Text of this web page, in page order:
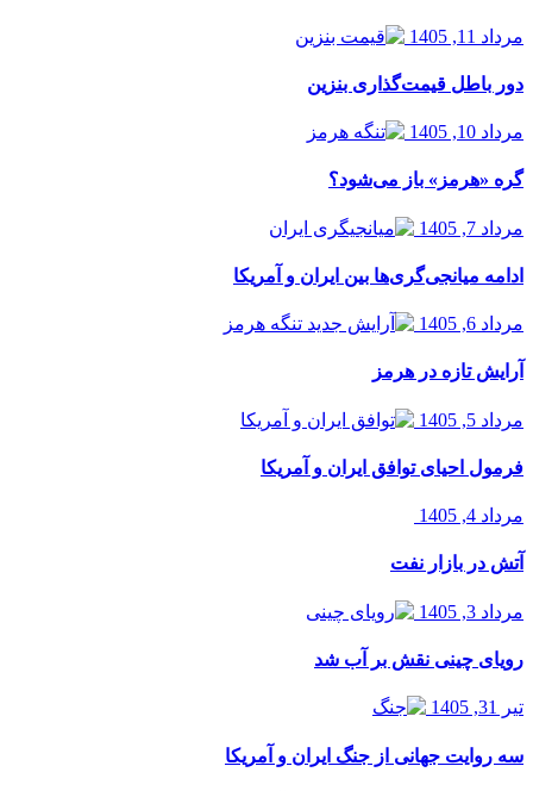
مرداد 11, 1405
دور باطل قیمت‌گذاری بنزین
مرداد 10, 1405
گره «هرمز» باز می‌شود؟
مرداد 7, 1405
ادامه میانجی‌گری‌ها بین ایران و آمریکا
مرداد 6, 1405
آرایش تازه در هرمز
مرداد 5, 1405
فرمول احیای توافق ایران و آمریکا
مرداد 4, 1405
آتش در بازار نفت
مرداد 3, 1405
رویای چینی نقش بر آب شد
تیر 31, 1405
سه روایت جهانی از جنگ ایران و آمریکا